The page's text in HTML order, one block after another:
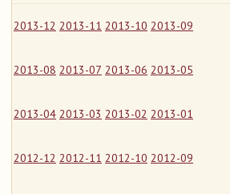
2013-12 2013-11 2013-10 2013-09
2013-08 2013-07 2013-06 2013-05
2013-04 2013-03 2013-02 2013-01
2012-12 2012-11 2012-10 2012-09